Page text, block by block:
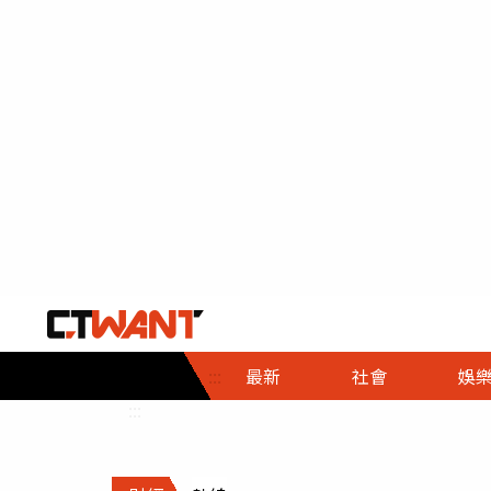
::: 最新 社會
社會首頁
時事
調查
娛樂
娛樂首頁
即時
財經首頁
熱線
政